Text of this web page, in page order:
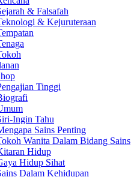
& Falsafah
& Kejuruteraan
Tinggi
Ingin Tahu
Sains Penting
Wanita Dalam Bidang Sains
Hidup
Hidup Sihat
Dalam Kehidupan